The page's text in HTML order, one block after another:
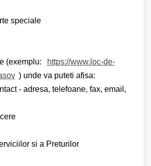
speciale
(exemplu:
https://www.loc-de-
) unde va puteti afisa:
- adresa, telefoane, fax, email,
si a Preturilor